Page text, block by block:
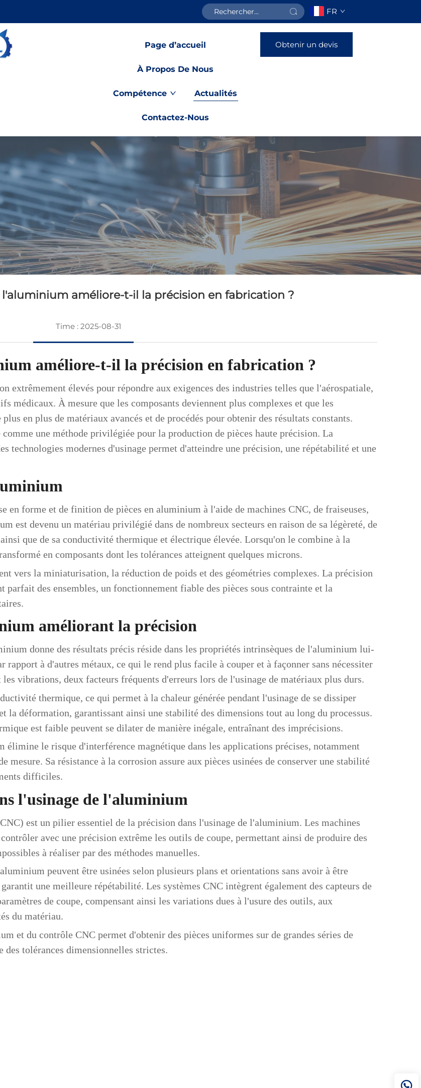
FR
Page d’accueil
À Propos De Nous
Compétence Actualités
Contactez-Nous
Obtenir un devis
améliore-t-il la précision en fabrication ?
Time : 2025-08-31
améliore-t-il la précision en fabrication ?
extrêmement élevés pour répondre aux exigences des industries telles que l'aérospatiale,
médicaux. À mesure que les composants deviennent plus complexes et que les
en plus de matériaux avancés et de procédés pour obtenir des résultats constants.
comme une méthode privilégiée pour la production de pièces haute précision. La
technologies modernes d'usinage permet d'atteindre une précision, une répétabilité et une
en forme et de finition de pièces en aluminium à l'aide de machines CNC, de fraiseuses,
est devenu un matériau privilégié dans de nombreux secteurs en raison de sa légèreté, de
que de sa conductivité thermique et électrique élevée. Lorsqu'on le combine à la
en composants dont les tolérances atteignent quelques microns.
vers la miniaturisation, la réduction de poids et des géométries complexes. La précision
des ensembles, un fonctionnement fiable des pièces sous contrainte et la
améliorant la précision
donne des résultats précis réside dans les propriétés intrinsèques de l'aluminium lui-
à d'autres métaux, ce qui le rend plus facile à couper et à façonner sans nécessiter
vibrations, deux facteurs fréquents d'erreurs lors de l'usinage de matériaux plus durs.
thermique, ce qui permet à la chaleur générée pendant l'usinage de se dissiper
déformation, garantissant ainsi une stabilité des dimensions tout au long du processus.
est faible peuvent se dilater de manière inégale, entraînant des imprécisions.
le risque d'interférence magnétique dans les applications précises, notamment
Sa résistance à la corrosion assure aux pièces usinées de conserver une stabilité
difficiles.
l'usinage de l'aluminium
est un pilier essentiel de la précision dans l'usinage de l'aluminium. Les machines
avec une précision extrême les outils de coupe, permettant ainsi de produire des
à réaliser par des méthodes manuelles.
peuvent être usinées selon plusieurs plans et orientations sans avoir à être
une meilleure répétabilité. Les systèmes CNC intègrent également des capteurs de
de coupe, compensant ainsi les variations dues à l'usure des outils, aux
du matériau.
et du contrôle CNC permet d'obtenir des pièces uniformes sur de grandes séries de
des tolérances dimensionnelles strictes.